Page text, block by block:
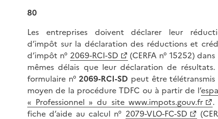
80
Les entreprises doivent déclarer leur
d’impôt sur la déclaration des réductions et
d’impôt n° 2069-RCI-SD (CERFA n° 15252) dans
mêmes délais que leur déclaration de résultats.
formulaire n°2069-RCI-SD peut être télétransmis
moyen de la procédure TDFC ou à partir de l’
« Professionnel » du site www.impots.gouv.fr
.
fiche d’aide au calcul n° 2079-VLO-FC-SD